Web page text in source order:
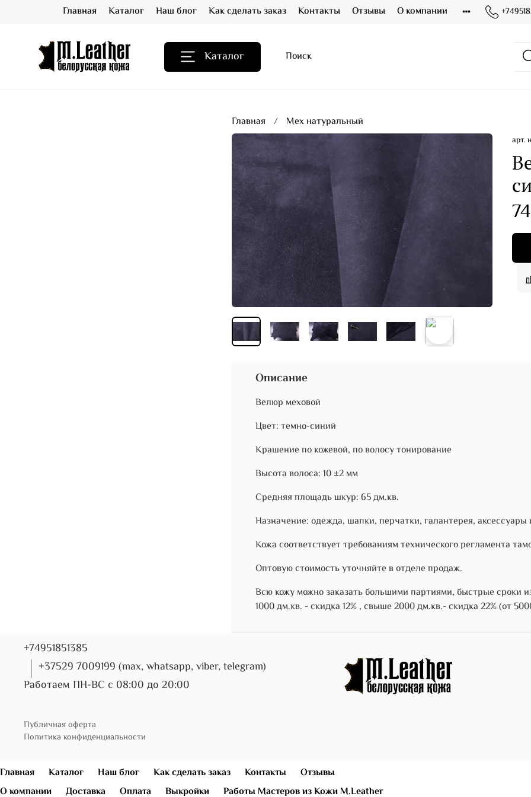
Главная Каталог Наш блог Как сделать заказ Контакты Отзывы О компании
Каталог
Главная Мех натуральный
арт.
Описание
Велюр меховой
Цвет: темно-синий
Крашение по кожевой, по волосу тонирование
Высота волоса: 10 ±2 мм
Средняя площадь шкур: 65 дм.кв.
Назначение: одежда, шапки, перчатки, галантерея, аксессуары
Кожа соответствует требованиям технического регламента
Оптовую стоимость уточняйте в отделе продаж.
Всю кожу можно заказать большими партиями, быстрые сроки
1000 дм.кв. - скидка 12% , свыше 2000 дм.кв.- скидка 22% (от
+74951851385
+37529 7009199 (max, whatsapp, viber, telegram)
Работаем ПН-ВС с 08:00 до 20:00
Публичная оферта
Политика конфиденциальности
Главная Каталог Наш блог Как сделать заказ Контакты
Отзывы
О компании
Доставка Оплата Выкройки Работы Мастеров из Кожи M.Leather